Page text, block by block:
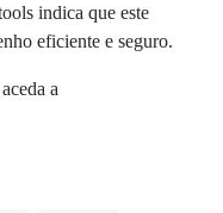
indica que este
eficiente e seguro.
a